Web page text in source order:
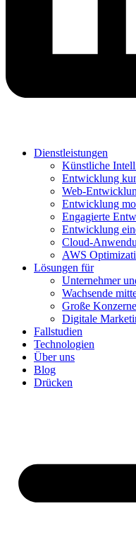
Dienstleistungen
Künstliche
Entwicklung
Web-
Entwicklung
Engagierte
Entwicklung
Cloud-
AWS
Lösungen für
Unternehmer
Wachsende
Große Konzerne
Digitale
Fallstudien
Technologien
Über uns
Blog
Drücken